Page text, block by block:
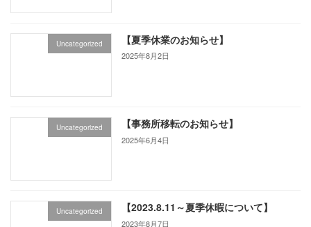
Uncategorized 【夏季休業のお知らせ】
2025年8月2日
Uncategorized 【事務所移転のお知らせ】
2025年6月4日
Uncategorized 【2023.8.11～夏季休暇について】
2023年8月7日